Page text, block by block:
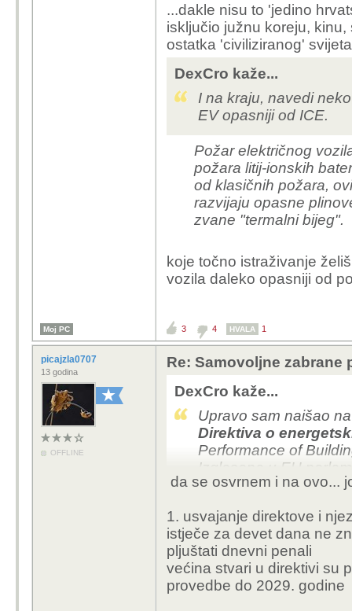
...dakle nisu to 'jedino
isključio južnu koreju,
ostatka 'civiliziranog' svijeta
DexCro kaže...
I na kraju, navedi
EV opasniji od ICE.
Požar električnog
požara litij-ionskih
od klasičnih požara,
razvijaju opasne
zvane "termalni bijeg".
koje točno istraživanje
vozila daleko opasniji od
Moj PC 3 4 HVALA 1
picajzla0707
13 godina
OFFLINE
Re: Samovoljne
DexCro kaže...
Upravo sam naišao
Direktiva o
Performance of
Izglasana u EU
snagu 28.05.2024.
države članice
Što EPBD (ukratko)
- više punionica u
- obaveznu pripremu
da se osvrnem i na ovo...
1. usvajanje direktove i
istječe za devet dana ne
pljuštati dnevni penali
većina stvari u direktivi su
provedbe do 2029. godine